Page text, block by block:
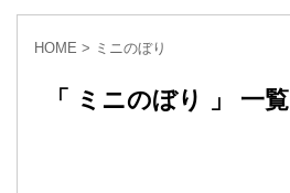
HOME > ミニのぼり
「 ミニのぼり 」 一覧